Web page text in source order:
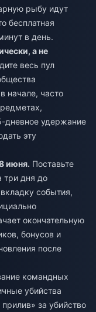
рыбу идут
бесплатная
в день.
а не
весь пул
начале, часто
дневное удержание
эту
июня. Поставьте
три дня до
события,
окончательную
бонусов и
после
командных
убийства
за убийство